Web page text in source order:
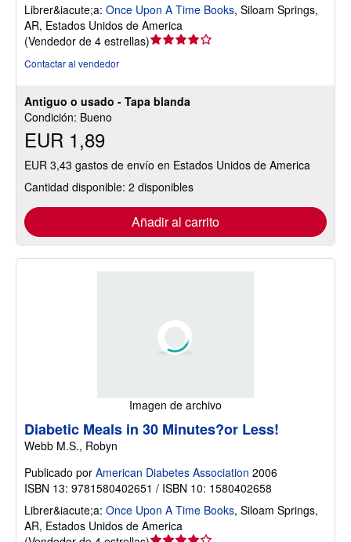
Antiguo o usado - Tapa blanda
Condición: Bueno
EUR 1,89
EUR 3,43 gastos de envío en Estados Unidos de America
Cantidad disponible: 2 disponibles
Añadir al carrito
Librer&iacute;a: Once Upon A Time Books, Siloam Springs,
AR, Estados Unidos de America
(Vendedor de 4 estrellas)Calificación
de
Contactar al vendedor
Imagen de archivo
Diabetic Meals in 30 Minutes?or Less!
Webb M.S., Robyn
Publicado por American Diabetes Association 2006
ISBN 13: 9781580402651 / ISBN 10: 1580402658
Librer&iacute;a: Once Upon A Time Books, Siloam Springs,
AR, Estados Unidos de America